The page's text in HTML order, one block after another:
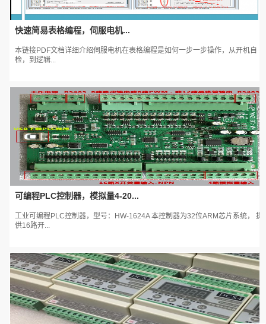
快速简易表格编程，伺服电机...
本链接PDF文档详细介绍伺服电机在表格编程是如何一步一步操作，从开机自
检，到逻辑...
可编程PLC控制器，模拟量4-20...
工业可编程PLC控制器，型号：HW-1624A 本控制器为32位ARM芯片系统， 提
供16路开...